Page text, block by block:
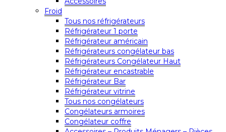
Froid
Tous nos réfrigérateurs
Réfrigérateur 1 porte
Réfrigérateur américain
Réfrigérateurs congélateur bas
Réfrigérateurs Congélateur Haut
Réfrigérateur encastrable
Réfrigérateur Bar
Réfrigérateur vitrine
Tous nos congélateurs
Congélateurs armoires
Congélateur coffre